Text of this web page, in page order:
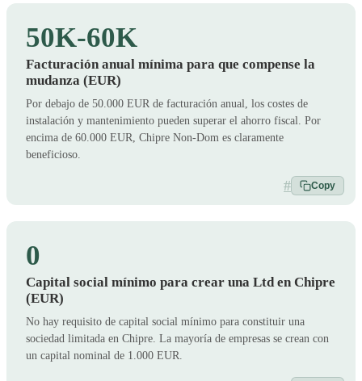
50K-60K
Facturación anual mínima para que compense la
mudanza (EUR)
Por debajo de 50.000 EUR de facturación anual, los costes de
instalación y mantenimiento pueden superar el ahorro fiscal. Por
encima de 60.000 EUR, Chipre Non-Dom es claramente
beneficioso.
# Copy
0
Capital social mínimo para crear una Ltd en Chipre
(EUR)
No hay requisito de capital social mínimo para constituir una
sociedad limitada en Chipre. La mayoría de empresas se crean con
un capital nominal de 1.000 EUR.